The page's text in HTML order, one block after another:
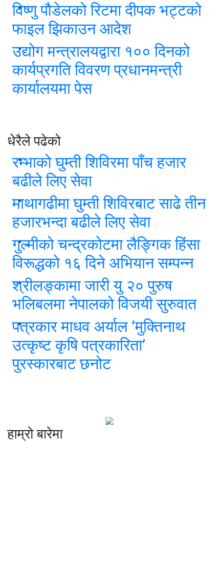
विष्णु पौडेलको रिटमा दीपक भट्टको
फाइल झिकाउन आदेश
उद्योग मन्त्रालयद्वारा १०० दिनको
कार्यप्रगति विवरण प्रधानमन्त्री
कार्यालयमा पेस
धेरैले पढेको
रम्भाको घुम्ती शिविरमा पाँच हजार
बढीले लिए सेवा
माथागढीमा घुम्ती शिविरबाट साढे तीन
हजारभन्दा बढीले लिए सेवा
गुल्मीको चन्द्रकोटमा लैङ्गिक हिंसा
विरूद्धको १६ दिने अभियान सम्पन्न
श्रीलङ्कामा जारी यु २० पुरुष
भलिबलमा नेपालको विजयी सुरुवात
पत्रकार माधव अर्याल ‘मुक्तिनाथ
उत्कृष्ट कृषि पत्रकारिता’
पुरस्कारबाट छनोट
हाम्रो बारेमा